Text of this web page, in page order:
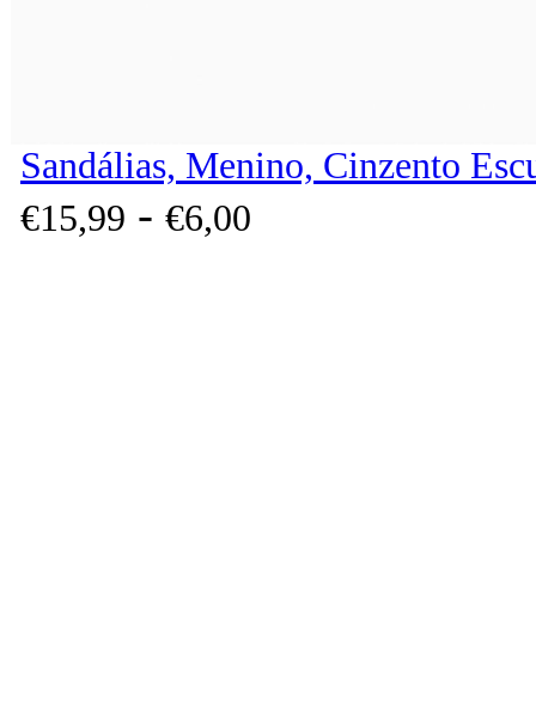
Sandálias, Menino, Cinzento
€15,99 - €6,00